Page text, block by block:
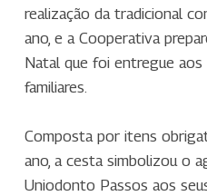
realização da tradicional
ano, e a Cooperativa
Natal que foi entregue
familiares.
Composta por itens
ano, a cesta simbolizou o
Uniodonto Passos aos